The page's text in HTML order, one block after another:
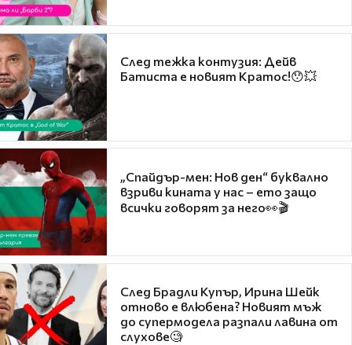
След тежка контузия: Дейв
Батиста е новият Кратос!😯💥
„Спайдър-мен: Нов ден“ буквално
взриви кината у нас – ето защо
всички говорят за него👀🎬
След Брадли Купър, Ирина Шейк
отново е влюбена? Новият мъж
до супермодела разпали лавина от
слухове🧐